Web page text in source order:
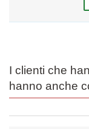
I clienti che
hanno anche